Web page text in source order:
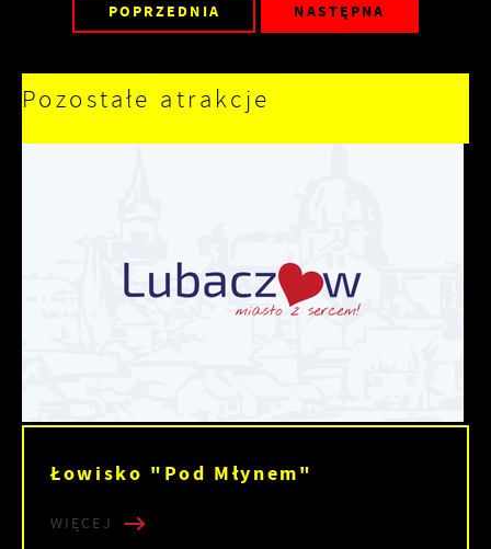
POPRZEDNIA NASTĘPNA
Pozostałe atrakcje
Łowisko "Pod Młynem"
WIĘCEJ